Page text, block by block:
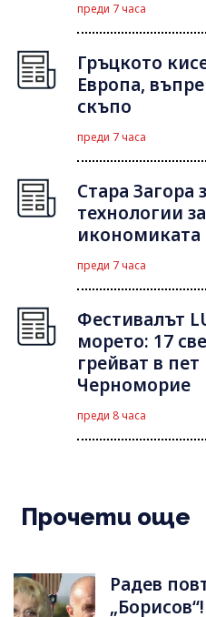
преди 7 часа
Гръцкото
Европа,
скъпо
преди 7 часа
Стара Загора
технологии
икономиката
преди 7 часа
Фестивалът
морето: 17
грейват в
Черноморие
преди 8 часа
Прочети още
Радев